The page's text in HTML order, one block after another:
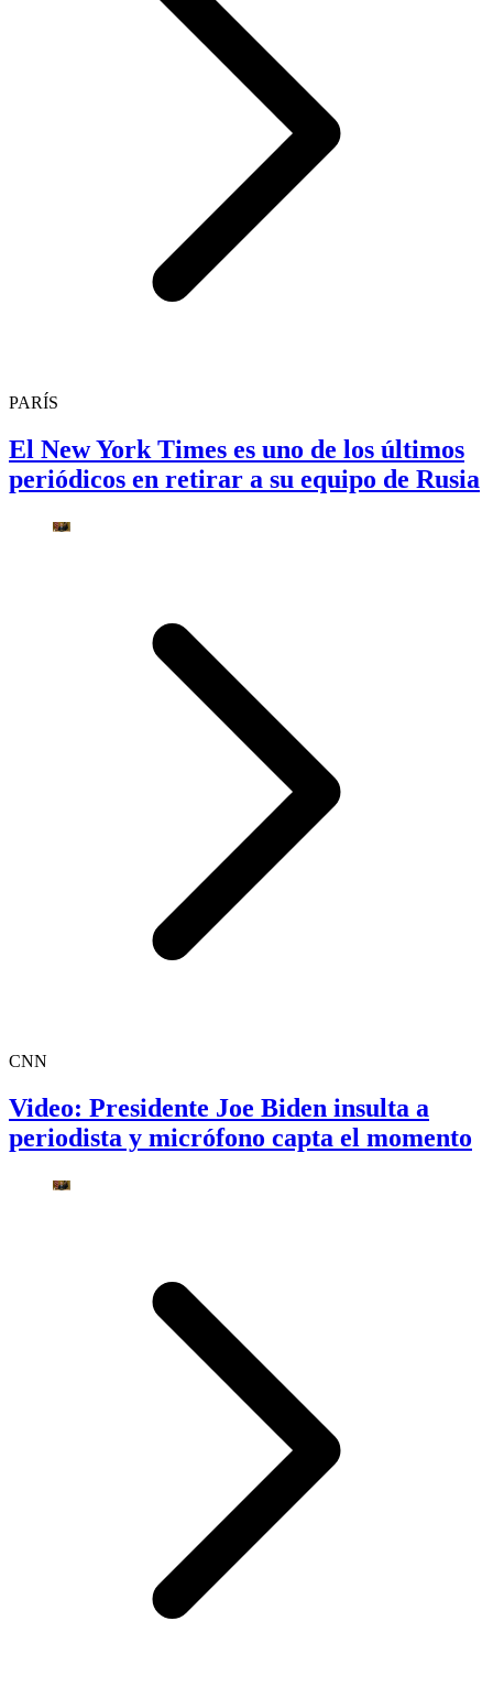
PARÍS
El New York Times es uno de los últimos
periódicos en retirar a su equipo de Rusia
CNN
Video: Presidente Joe Biden insulta a
periodista y micrófono capta el momento